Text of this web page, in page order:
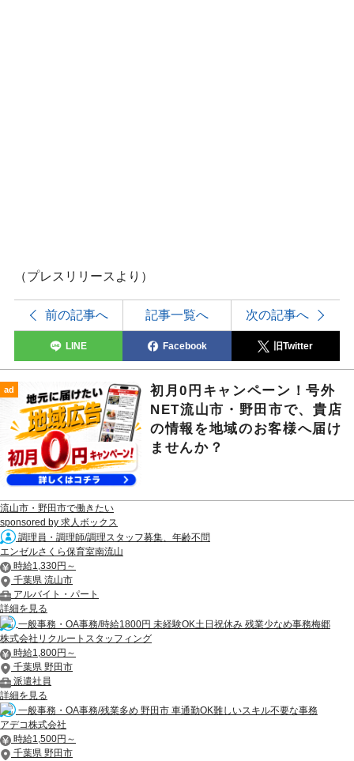
（プレスリリースより）
前の記事へ 記事一覧へ 次の記事へ
LINE Facebook 旧Twitter
ad
初月0円キャンペーン！号外
NET流山市・野田市で、貴店
の情報を地域のお客様へ届け
ませんか？
流山市・野田市で働きたい
sponsored by 求人ボックス
調理員・調理師/調理スタッフ募集、年齢不問
エンゼルさくら保育室南流山
時給1,330円～
千葉県 流山市
アルバイト・パート
詳細を見る
一般事務・OA事務/時給1800円 未経験OK土日祝休み 残業少なめ事務梅郷
株式会社リクルートスタッフィング
時給1,800円～
千葉県 野田市
派遣社員
詳細を見る
一般事務・OA事務/残業多め 野田市 車通勤OK難しいスキル不要な事務
アデコ株式会社
時給1,500円～
千葉県 野田市